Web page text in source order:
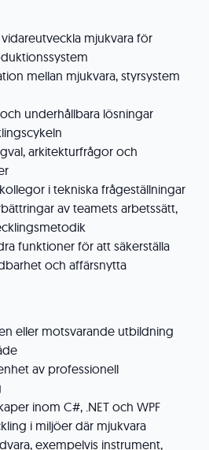
mjukvara för
mellan mjukvara, styrsystem
underhållbara lösningar
arkitekturfrågor och
i tekniska frågeställningar
av teamets arbetssätt,
funktioner för att säkerställa
och affärsnytta
eller motsvarande utbildning
av professionell
inom C#, .NET och WPF
i miljöer där mjukvara
exempelvis instrument,